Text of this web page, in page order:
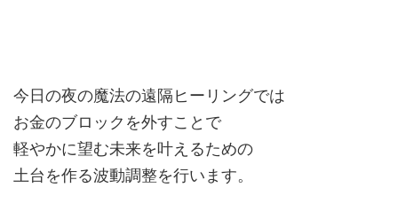
今日の夜の魔法の遠隔ヒーリングでは
お金のブロックを外すことで
軽やかに望む未来を叶えるための
土台を作る波動調整を行います。